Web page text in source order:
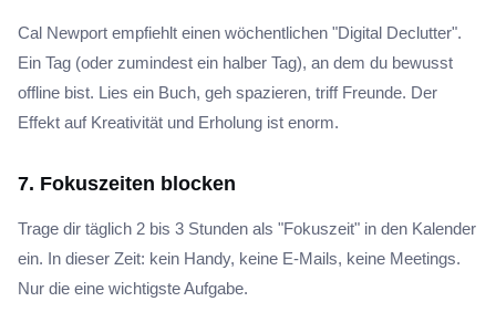
Cal Newport empfiehlt einen wöchentlichen "Digital Declutter".
Ein Tag (oder zumindest ein halber Tag), an dem du bewusst
offline bist. Lies ein Buch, geh spazieren, triff Freunde. Der
Effekt auf Kreativität und Erholung ist enorm.
7. Fokuszeiten blocken
Trage dir täglich 2 bis 3 Stunden als "Fokuszeit" in den Kalender
ein. In dieser Zeit: kein Handy, keine E-Mails, keine Meetings.
Nur die eine wichtigste Aufgabe.